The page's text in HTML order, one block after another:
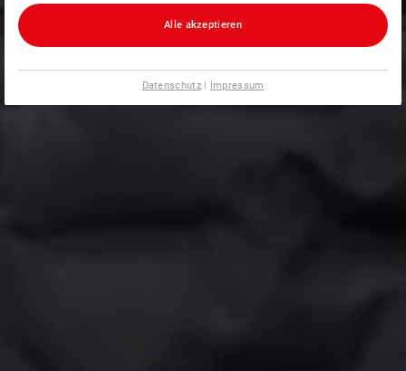
Alle akzeptieren
Datenschutz| Impressum